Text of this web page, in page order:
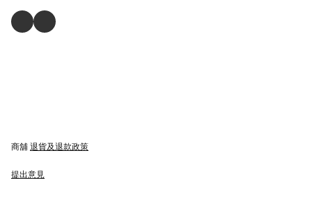
商舖 退貨及退款政策
提出意見